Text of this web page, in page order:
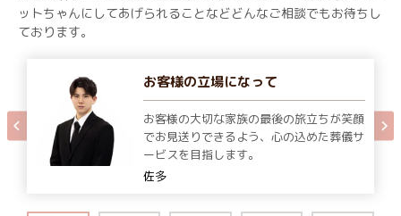
ットちゃんにしてあげられることなどどんなご相談でもお待ちし
ております。
お客様の立場になって
お客様の大切な家族の最後の旅立ちが笑顔
でお見送りできるよう、心の込めた葬儀サ
ービスを目指します。
佐多